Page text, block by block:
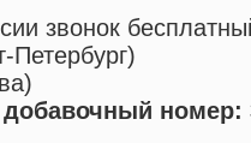
звонок
Петербург)
номер: